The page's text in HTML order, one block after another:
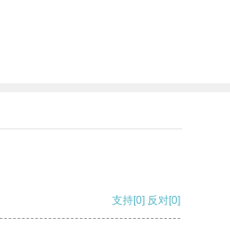
支持[0] 反对[0]